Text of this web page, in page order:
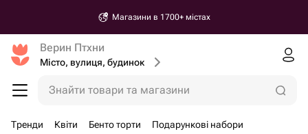
Магазини в 1700+ містах
Верин Птхни
Місто, вулиця, будинок
Знайти товари та магазини
Тренди Квіти Бенто торти Подарункові набори